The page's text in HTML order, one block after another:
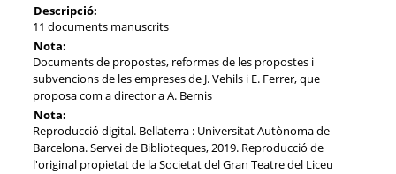
Descripció:
11 documents manuscrits
Nota:
Documents de propostes, reformes de les propostes i
subvencions de les empreses de J. Vehils i E. Ferrer, que
proposa com a director a A. Bernis
Nota:
Reproducció digital. Bellaterra : Universitat Autònoma de
Barcelona. Servei de Biblioteques, 2019. Reproducció de
l'original propietat de la Societat del Gran Teatre del Liceu